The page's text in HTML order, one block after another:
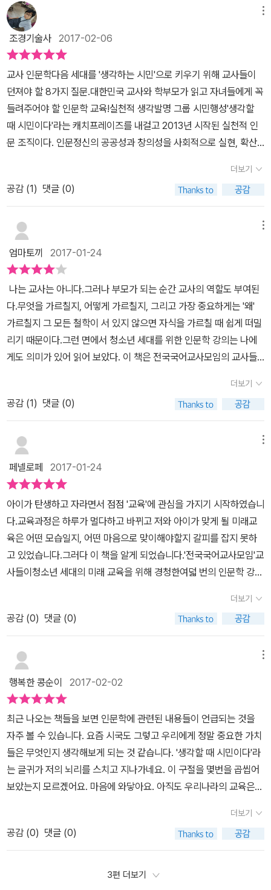
생명을 살리는 언어의 회복은 가능하가? _박수밀part. 7_ 평화와 생
명의 가치를 어떻게 가르칠 것인가? _정성헌part. 8_ 공간과 환경은
사람에게 어떻게 영향을 미치는가? _조성룡각각 이러한 질문을 던지
며 깨닫고 실천해온 진심어린 이야기를 건네고 있다. =이제 교육은
혁신적으로 달라져야 합니다. 인공지능도 할 수 없는 창조와 공감에
서 더 의미를 찾고 이를 다음 세대로 전하며 문명의 발전을 이끌어야
합니다. 눈부처 교육을 통하여 만인이 만인과 투쟁하면서 소외와 불
안과 고독과 과로로 시달리는 이 사회를 바꾸어야 합니다. 새로운 교
육으로 소시민들이 공감하고 연대하는 주체로 거듭나지 않는다면 지
금처럼 탐욕과 부패와 부조리를로 넘쳐나는 '헬조선'이 이어질 것이
고, 인공지능 기계에 인간이 지배되고 통제되는 사회마저 도래할지도
나라의 어린이는 일찍 일어납니다. 잠꾸러기 없는 나라 우리나라 좋
은 나라'라는 노래 속에서, 자기계발이라는 명목으로 끊임없이 꾸중
하고 다그치는 책 속에서 우리는 늘 주체성의 간섭을 받으며 살아왔
다. 이에 한 강연에서는 '나는 나다'라고 항상 내세우는 나 말고 자기
안의 타자, 즉 누구나 가지고 있지만 아무도 드러내려 하지 않는 숨기
고 싶은 또 다른 나를 응시할 필요가 있다고 강조한다. 시와 소설 같은
문학은 이를 가능케하고 있는데 8명의 강연 속에 문학작품이 가진 힘
에 대해 여러차례 언급되는 바, 국영수 중심의 좋은 점수를 얻기 위한
하고, 연대하고, 대화하고 협상하는 것, 이 책 속에서 우리는 많은 생
각을 하게 된다. 한국 미래 교육의 핵심은 '생각하는 시민'을 키우는
것이어야 한다면 이 책은 그 시작의 불씨가 되어줄 수 있을 듯 싶다.
현재를 살아가는, 그리고 우리가 마주하고 있는 비상시국의 현실에서
8명이 들려주는 강연은 생각하는 시민으로서의 첫 걸음을 내딛게 도
와줄 것이다.=(이미지출처: '교사 인문학' 표지에서 발췌)
때문이다.이 책은 그런 우리 사회의 문제적 행동에 대해서 원인이 무
엇이며, 그것을 해결하기 위한 본질적인 해결방안을 찾아 나가고 있
다.예전에는 우리 사회의 문제의 근본 원인은 교육에 있다고 생각했
다. 교육이 바뀌면 우리 사회도 바뀔 수 있다는 것을 당연하게 생각하
였다. 하지만 지금 우리 사회의 민낯을 보면서 교육 문제가 아닌 상류
층이나 권력을 가진 이들에게 유리한 우리 사회 시스템이 문제라는
것을 더 느낄 수 있다. 많은 사람들이 인문학에 관심을 가지고 인문학
적인 소양을 갖추더라도 그것을 현실화 할 수 있는 힘이 없다면, 인문
학적 지식은 소멸될 수 밖에 없다. 우리에게 인문학적인 소양도 중요
지금도 현장에서 학생들을 가르치고 계신 교사 분들이 인문학이라는
것을 통해 다음 세대를 <생각하는 시민>으로 키우길 바라는 마음이
고스란히 담겨있다.띠지에서 알 수 있고, 적혀있듯이 '생각할 때 비로
소 학생이며, 교사이며, 시민이다!'-우리는 생각을 하고 있는가? 그저
단순히 받아들이고 지금 이 상황에 수긍하면서 살고 있지 않은가, 이
제 더 이상 바보같이 가만히 있지 말자! 생각할 때가 자신의 본문인 학
생이고 교사이고 시민이 되는 것이다.Q&A 미니 인터뷰도 포함돼 있
어, 실제로 학교 다니면 겪어본 일이나, 학부모로써 혹은 전해 들은 이
같이 등장해 궁금증도 해소해주는 재밌으면서 공부가 되고 몰랐던 사
실도 알게 되는 유익한 부분이 아닐 수 없다.p10-part 1 : 주체성 교
육은 어떻게 아이들을 억압하는가?학부모가 되면, 교사가 되면 어른
이 되면 나도 모르게 아이들을 억압해 본적이 있는지 곰곰히 생각해
봐야 한다.나도 모르는새에 이미 물들여버린, 어렸을때 나도 그렇게
배우고 자랐으니까 당연한 건 줄 알고 아이들에게 똑같이 대물림하듯
이 해주는게 아닌지 생각해 볼때이다.그게 바로 주체성 교육이다. 어
렸을때를 떠올려보면 우리는 주체성 교육을 받아오면서 자라왔다. 그
렇게 많은 시간이 흘렀는데도 여전히, 지금도 한국은 주체성 교육을
시키고 있다. 주체성은 우리와 헤어질 수 없는 그림자처럼, 내 삶에
많은 부분을 차지하고있고, 이게 억압으로써 작용한다는것을 알았다.
p16-'나는 이런 사람이다 저런 사람들과 나는 같을 수 없다.'와 같은
하고 질문하고 답변할 수 있구나를 배웠다.그저 이렇게 해라, 저렇게
못한 깊은 부분을 건들이고, 다루며 다양한 이야기와 어쩌면 나름 해
할 때 시민이다'라는 캐치프레이즈를 내걸고 2012년 대선 직후 만들
어진 조직이다. 우리 사회가 총체적으로 고장난 사회라는 인식을 가
지고 '인문 정신'이 작동하는 사회에서 방법을 찾고 있다. '생각하는
시민'을 키우는 '시민 인문교육'을 한국 미래 교육의 핵심이라고 말한
다.​좋은 생각을 이끌어 내는 데는 좋은 질문이 필요하다. 교사 인문학
은 8가지 질문으로 출발한다.1, 주체성 교육은 어떻게 아이들을 억압
하는가?2, 어떻게 가르치지 않고 배우게 할 수 있을까?3, 인문교육은
어떻게 예술교육과 결합해 생각하는 시민을 키워낼 수 있을까?4, 문
학은 어떻게 아이들의 공감 능력을 키우는가?5, 공감하고 연대하는
시민을 어떻게 키워낼 수 있을까?6, 생명을 살리는 언어의 회복은 가
능한가?7, 평화와 생명의 가치를 어떻게 가르칠 것인가?8, 공간과 환
교육으로 아이들의 교육을 시작하게 된다. 그래서 더욱 학교교육에
대해 관심을 가지고 있는데 현재 교육시스템에 안타까움이 많이 느껴
진다. 사회에 문제가 생기면 무조건 학교 현장에 인성교육이며 소프
트웨어 교육을 한다고 한다. 교육현장에서 근무하는 선생님들부터 볼
멘소리를 하고 있는 것을 알고 있다. 사교육 시장만 조장될 뿐이다. 더
이상 부모들이 생각 없이 학교교육에 사교육에 아이들을 맡기지 않아
야 한다. 생각할 때 비로소 학생이며, 교사이며, 시민이다 라고 말하는
저자의 말이 더욱 마음에 와 닿는다.​아이들에게 좀 더 자유를 주고 선
며 미래를 함께 살아갈 동료이자 이웃으로 서로 배우는 것이 교육이
라고 한다면 그것은 정말 살아있는 교육이 되지 않을 수 없으리라.학
교에서부터 눈에 보이는 실력으로 학생의 우열을 가르고 보이지 않는
잠재력을 신뢰하지 않는다. 잠재력은 특정 시기와 환경에 따라 다르
게 발현되기 때문에 그것을 학교교육에서 받아들인다는 것은 쉽지 않
은 문제일 것이다. 배움을 받는 학생을 기다려주고 가능성을 인정해
주는 교육이 된다면...​교육뿐 아니라 다양한 분야에서 생각해볼 기회
를 제공해준다. 교육에 대해 생각을 정리해 볼 수 있는 기회도 제공해
준다.생각하는 시민이 되기 위한 시작​, 그리고 인문학적으로 현재의
삶을 사색하게 하는 좋은 길잡이가 되어주는 책이다. 우리의 삶을 이
해하고픈 교사뿐 아니라 한국의 교육에 문제의식을 갖고 새로운 교육
패러다임이 필요하다고 생각하는 학부모와 학생들에게도 생각할 여
조경기술사 2017-02-06
교사 인문학다음 세대를 '생각하는 시민'으로 키우기 위해 교사들이
던져야 할 8가지 질문.대한민국 교사와 학부모가 읽고 자녀들에게 꼭
들려주어야 할 인문학 교육!실천적 생각발명 그룹 시민행성'생각할
때 시민이다'라는 캐치프레이즈를 내걸고 2013년 시작된 실천적 인
문 조직이다. 인문정신의 공공성과 창의성을 사회적으로 실현, 확산
하고 있다. 궁극적으로 이 땅의 시민적 삶에 뿌리내린 실천적, 창의적,
시민 인문예술 학교로의 비상을 꿈꾸고 있다.PART 1. 주체성 교육은
어떻게 아이들을 억압하는가?주체성 교육이 억압하는 것에 대한 이
야기, 주체성 교육이 '자기 안의 타자(다른 사람)'를 억압하고 있는 모
을 것이다. 읽기에 따라, 성향에 따라 해석을 달리할 수 있는 시,인문
학 책이나 사회과학 책처럼 지식을 전달하는 책들을 읽을 때에는 책
안의 논리를 그대로 따라가는 것이 좋으나,시를 읽는다는 것은 그런
책들을 읽는 일과 다르다.잘 모르겠으면 모르는 대로 그만이다.철학
자 니체가 말한 '책은 도끼다' PART 2. 어떻게 가르치지 않고 배우게
할 수 있을까?교육에서 유능한 학생과 무능한 학생을 나누는 것이 얼
마나 폭력적이며 교육의 가능성을 차단하는 것인지를 역설한다.'무
지'보다 나쁜 것이 '무시'입니다.진정한 의미에서 무지한 스승은 학생
의 잠재력을 무한히 신뢰하고, 그 잠재력이 특정 시기와 환경에 따라
까?'창의성' 관련 수업 이야기.학생들에게 노트에 별을 하나 그려보라
고 합니다. 그 주문을 받고 학생들은 각자 재빨리 별을 그립니다.학생
들은 어떤 모양의 별을 그렸을까요?여러분은? 대부분 이런 모양
'☆'의 별을 그렸겠죠?열 명 중에 아홉 이상은 이렇게 그립니다. 사람
들은 다른 얼굴을 하고 다른 옷을 입고 다른 취향을 갖고, 다른 교육을
받고, 다른 경험을 해봤는데 왜 모두 똑같은 모양의 별을 그리는가?
그럼 그 별은 실재의 별과 모양이 같은가?이는 우리가 다른 사람임에
도 불구하고 똑같은 생각을 하고 있다는 사실을 적나라하게 보여주
점을 보여줌으로써 이른바 '상식'을 의심하게 하는 효과가 있다.이렇
게 창조성의 핵심은 새로운 것을 만드는 능력이 아니라 '현존하는 사
물 세계의 오류'를 바로잡고 보다 정확히 보는 능력에 있다.PART 4.
문학은 어떻게 아이들의 공감 능력을 키우는가?문학 행위란 '나 아닌
다른 존재를 만나는 일'이다.오늘날의 독자들이 오늘날의 문학작품을
읽을 때는 공통의 이해와 감상이 나올까?그렇지 않다. 문학작품을 감
상하는 것은 보물 찾기가 아니다. 누구든 노력하면 똑같은 답이 나오
는 정답 찾기 놀이도 아니다.PART 5. 공감하고 연대하는 시민을 어
떻게 키워낼 수 있을까?같다는 것은 다름에서 같음을 분별한 것이요,
다르다는 것은 같음에서 다름을 밝힌 것이다.같음에서 다름을 밝힌다
하지만 그것은 같음을 나누어 다름을 만드는 것이 아니요, 다름에서
같음을 분별한다 하지만 그것은 다름을 녹여 없애고 같음을 만드는
기에 이를 다른 것이라고 말할 수 없다. 단지 다르다고만 말할 수 없기
이것들이 다르다고 말할 수 있을 뿐이다.PART 6. 생명을 살리는 언
더보기
공감 (1) 댓글 (0)
엄마토끼 2017-01-24
나는 교사는 아니다.그러나 부모가 되는 순간 교사의 역할도 부여된
다.무엇을 가르칠지, 어떻게 가르칠지, 그리고 가장 중요하게는 '왜'
가르칠지 그 모든 철학이 서 있지 않으면 자식을 가르칠 때 쉽게 떠밀
리기 때문이다.그런 면에서 청소년 세대를 위한 인문학 강의는 나에
게도 의미가 있어 읽어 보았다. 이 책은 전국국어교사모임의 교사들
모두에게 의미를 줄 수 있는 책이다.우리의 미래를 생각한다면 반드
시 교육을 고민해야 하기 때문이다. 이 중 첫 번째 강의가 가장 인상
깊었다. '주체성 교육은 어떻게 아이들을 억압하는가?'에 대한 주제였
다. 사진을 찍을 때 잘 나오게 하기 위해 얼굴에 힘을 줄 때가 있다. 그
로를 힘주어 표현하려고 하게 된다. 그러나 이런 자기주장, 곧 '나'를
인식하는 주체성은 우리의 행동을 간섭하게 된다. 끊임없이 우리 삶
에 충고를 한다. 자연스럽지 않게 되는 것이다.문제는 '나'를 인식하는
순간 '너'라는 존재를 규정하게 된다는 것이다. 나와 너를 가르게 된
다. 주체성 교육은 차별의 논리로 나아갈 수 밖에 없다.한편, 우리에게
는 '나'라고 내세우는 나 말고도 숨기고 싶은 '또 다른 나'가 숨어 있다.
내 안에도 '너'가 존재하는 것이다. 이것을 인문학에서는 '자기 안의
타자'라고 부른다. 결코 감추고 싶지 않은 나의 어떤 부분이다. 누구나
가지고 있지만 아무도 드러내지 못하고 억압되어 있는 그것을 다루는
문학이다. 그래서 시를 읽어야 한다고, 저자는 여기까지 말한다.그러
나 왜 굳이 주체성과 타자를 언급했는지, 저자 글의 이면의 의미를 생
각해본다. 문학에서 주체성을 걷어내고 나를 드러내는 것처럼, 우리
도 힘없는 사람들의 속사정을 대변해줄 수 있어야 한다는 건 아닐
까. 문학이 '나'라고 철저히 믿었던 것들에 금이 가고 의심하게 해주는
것처럼, 삶을 살아갈 때에도 세상에서 타자를 구분하는 방식에 의문
을 제기해야 한다는 건 아닐까. 이후 네 번째 강의에서도 비슷한 내용
이 이어진다. 문학 행위는 '나 아닌 다른 존재를 만나는 일'이며, 그 과
에 들어가 있는 인간의 경험에도 공통된 것이 있는가, 질문한다. 사실
공통된 인간 경험이라는 말은 인간 존재의 본질을 무시하는 가정이나
마찬가지다. 사람은 다양할 수밖에 없다. 그리고 그러한 다양성을 담
한 이해는 무지·착각·불성실에 의한 것이 아니라면 그 해석과 평가는
더보기
공감 (1) 댓글 (0)
페넬로페 2017-01-24
아이가 탄생하고 자라면서 점점 '교육'에 관심을 가지기 시작하였습니
다.교육과정은 하루가 멀다하고 바뀌고 저와 아이가 맞게 될 미래교
육은 어떤 모습일지, 어떤 마음으로 맞이해야할지 갈피를 잡지 못하
고 있었습니다.그러다 이 책을 알게 되었습니다.'전국국어교사모임'교
사들이청소년 세대의 미래 교육을 위해 경청한여덟 번의 인문학 강
끼는 그들의 이야기는 보다 생생하게 '교육'에 대해 생각할 수 있는 계
기를 마련해 줄 것 같았습니다.그보다 더 제가 이 책을 읽고 싶었던 이
유는 이 문장 때문이었습니다.​'생각할 때 비로소 학생이며, 교사이며,
시민이다!'대한민국 교사들 뿐만 아니라 학부모라면 반드시 읽어야되
겠다고 느꼈습니다.​책 속엔 8가지의 질문과 함께 이어진 인문학 강의
가 있었습니다.1. 주체성 교육은 어떻게 아이들을 억압하는가? - 황현
산2. 어떻게 가르치지 않고 배우게 할 수 있을까? - 나희덕3. 인문교
육은 어떻게 예술교육과 결합해 생각하는 시민을 키워낼 수 있을까?
- 함돈균4. 문학은 어떻게 아이들의 공감 능력을 키우는가? - 김흥규
5. 공감하고 연대하는 시민을 어떻게 키워낼 수 있을까? - 이도흠6.
생명을 살리는 언어의 회복은 가능한가? - 박수밀7. 평화와 생명의
가치를 어떻게 가르칠 것인가? - 정성헌8. 공간과 환경은 사람에게
어떻게 영향을 미치는가? - 조성룡​저는 <part 5. 공감하고 연대하는
시민을 어떻게 키워낼 수 있을까?_ 이도흠>이 인상깊었습니다.지금
기를 해주었습니다.지금 우리가 사는 세계를 움직이는 원리는 '포
더보기
공감 (0) 댓글 (0)
행복한 콩순이 2017-02-02
최근 나오는 책들을 보면 인문학에 관련된 내용들이 언급되는 것을
자주 볼 수 있습니다. 요즘 시국도 그렇고 우리에게 정말 중요한 가치
들은 무엇인지 생각해보게 되는 것 같습니다. '생각할 때 시민이다'라
는 글귀가 저의 뇌리를 스치고 지나가네요. 이 구절을 몇번을 곱씹어
보았는지 모르겠어요. 마음에 와닿아요. 아직도 우리나라의 교육은
이 아이들을 '생각하는 시민'으로 키우기 위해 던져야 할 8가지 질문
을 통해 단순히 지식만 습득하고 올바른 사고를 하지 못하는 아이들
로 자라지 않도록 도와줄 수 있을 것 같습니다. 사실 현 시국에서 보자
면 소위 엘리트라고 하는 자들이 저지른 비리나 잘못된 사고방식들을
더보기
공감 (0) 댓글 (0)
3편 더보기